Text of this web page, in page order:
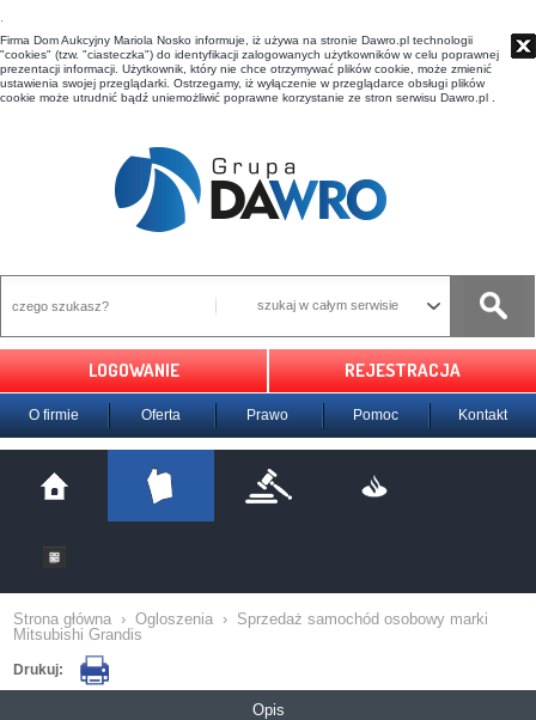
t
Firma Dom Aukcyjny Mariola Nosko informuje, iż używa na stronie Dawro.pl technologii
"cookies" (tzw. "ciasteczka") do identyfikacji zalogowanych użytkowników w celu poprawnej
prezentacji informacji. Użytkownik, który nie chce otrzymywać plików cookie, może zmienić
ustawienia swojej przeglądarki. Ostrzegamy, iż wyłączenie w przeglądarce obsługi plików
cookie może utrudnić bądź uniemożliwić poprawne korzystanie ze stron serwisu Dawro.pl .
szukaj w całym serwisie
LOGOWANIE REJESTRACJA
O firmie Oferta Prawo Pomoc Kontakt
Strona główna › Ogloszenia › Sprzedaż samochód osobowy marki
Mitsubishi Grandis
Drukuj:
Opis